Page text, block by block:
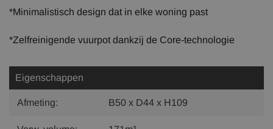
*Minimalistisch design dat in elke woning past
*Zelfreinigende vuurpot dankzij de Core-technologie
Eigenschappen
Afmeting: B50 x D44 x H109